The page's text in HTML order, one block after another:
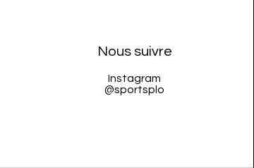
Nous suivre
Instagram
@sportsplo